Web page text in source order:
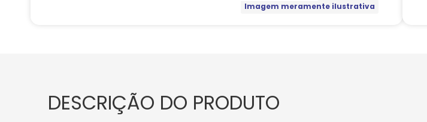
Imagem meramente ilustrativa
DESCRIÇÃO DO PRODUTO